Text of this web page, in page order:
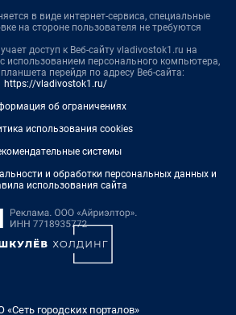
в виде интернет-сервиса, специальные
на стороне пользователя не требуются
доступ к Веб-сайту vladivostok1.ru на
использованием персонального компьютера,
перейдя по адресу Веб-сайта:
https://vladivostok1.ru/
об ограничениях
использования cookies
системы
и обработки персональных данных и
использования сайта
городских порталов»